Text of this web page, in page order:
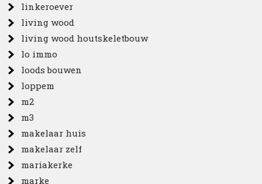
linkeroever
living wood
living wood houtskeletbouw
lo immo
loods bouwen
loppem
m2
m3
makelaar huis
makelaar zelf
mariakerke
marke